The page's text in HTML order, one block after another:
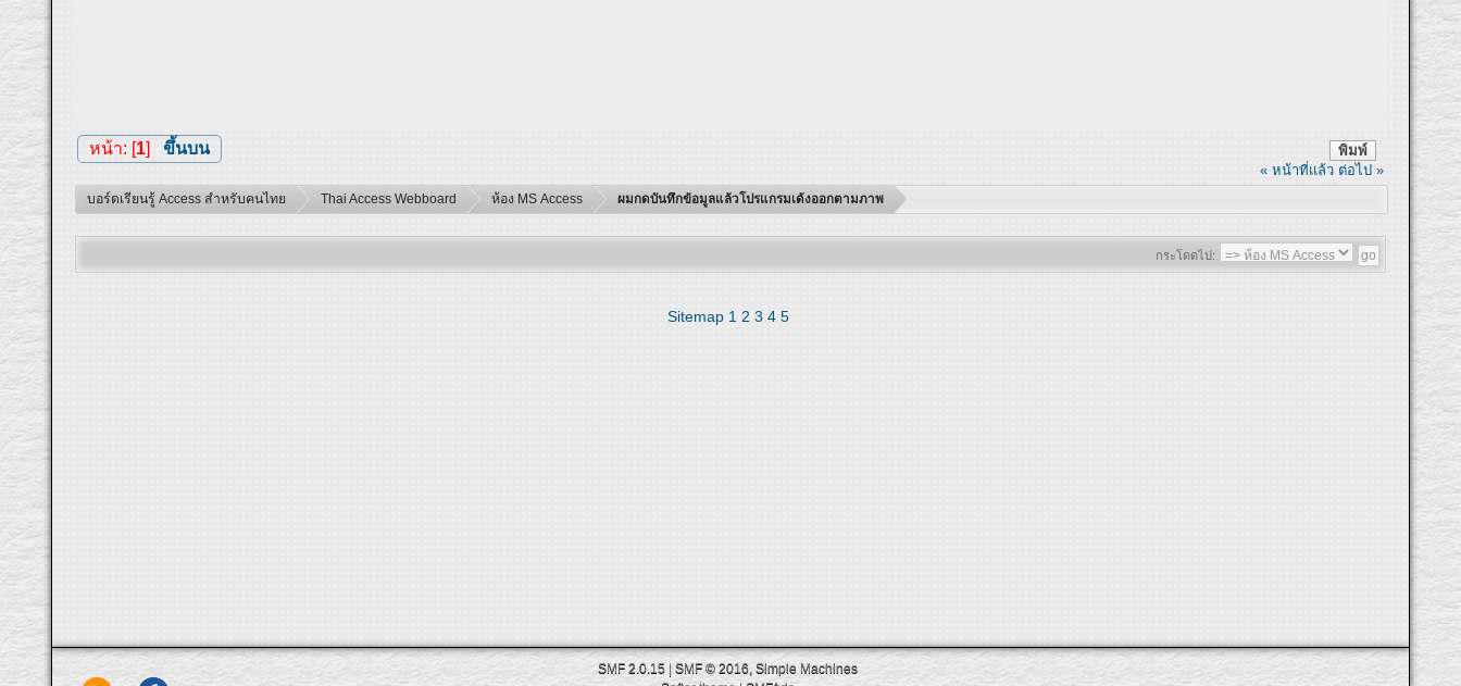
พิมพ์
หน้า: [1] ขึ้นบน
« หน้าที่แล้ว ต่อไป »
บอร์ดเรียนรู้ Access สำหรับคนไทย Thai Access Webboard ห้อง MS Access ผมกดบันทึกข้อมูลแล้วโปรแกรมเด้งออกตามภาพ
กระโดดไป:
Sitemap 1 2 3 4 5
SMF 2.0.15 | SMF © 2016 Simple Machines